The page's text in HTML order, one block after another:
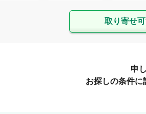
取り寄せ
申
お探しの条件に